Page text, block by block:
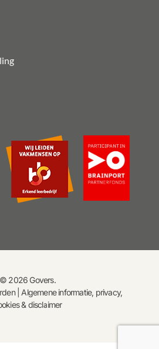
© 2026 Govers.
| Algemene informatie, privacy,
& disclaimer